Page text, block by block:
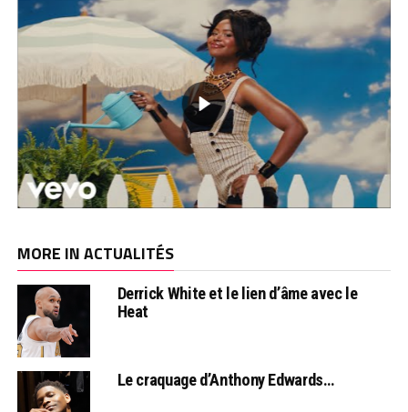
MORE IN ACTUALITÉS
Derrick White et le lien d’âme avec le
Heat
Le craquage d’Anthony Edwards…